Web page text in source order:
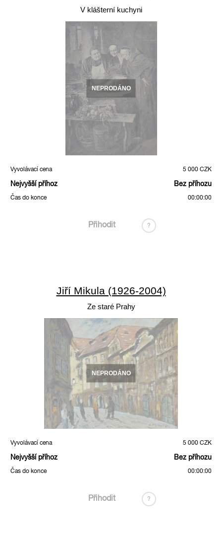
V klášterní kuchyni
NEPRODÁNO
Vyvolávací cena 5 000 CZK
Nejvyšší příhoz Bez příhozu
Čas do konce 00:00:00
Přihodit ?
Jiří Mikula (1926-2004)
Ze staré Prahy
NEPRODÁNO
Vyvolávací cena 5 000 CZK
Nejvyšší příhoz Bez příhozu
Čas do konce 00:00:00
Přihodit ?